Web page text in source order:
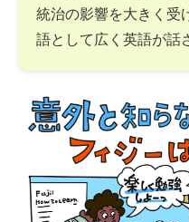
統治の影響を大きく受
語として広く英語が話